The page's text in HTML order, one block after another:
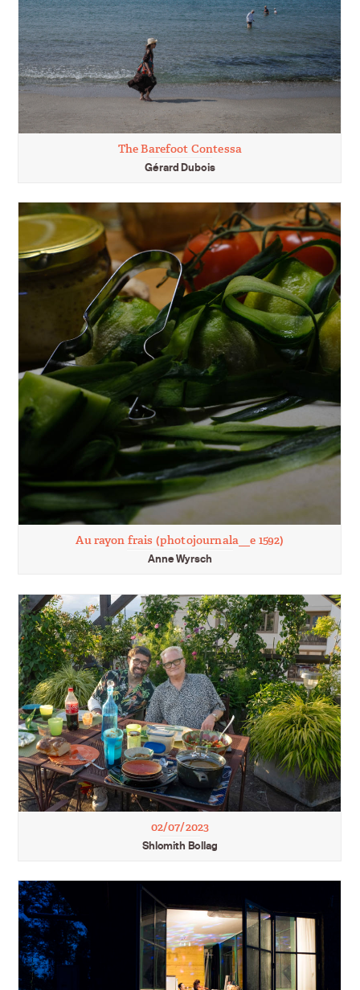
The Barefoot Contessa
Gérard Dubois
Au rayon frais (photojournala__e 1592)
Anne Wyrsch
02/07/2023
Shlomith Bollag